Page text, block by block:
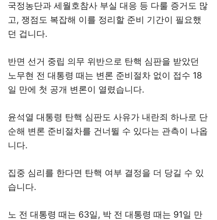
국정농단과 세월호참사 부실 대응 등 다룰 증거도 많
고, 쟁점도 복잡해 이를 정리할 준비 기간이 필요했
던 겁니다.
반면 선거 중립 의무 위반으로 탄핵 심판을 받았던
노무현 전 대통령 때는 변론 준비절차 없이 접수 18
일 만에 첫 공개 변론이 열렸습니다.
윤석열 대통령 탄핵 심판도 사유가 내란죄 하나로 단
순해 변론 준비절차를 건너뛸 수 있다는 관측이 나옵
니다.
집중 심리를 한다면 탄핵 여부 결정을 더 당길 수 있
습니다.
노 전 대통령 때는 63일, 박 전 대통령 때는 91일 만